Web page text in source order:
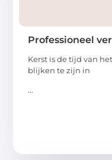
Professioneel
Kerst is de tijd van
blijken te zijn in
...